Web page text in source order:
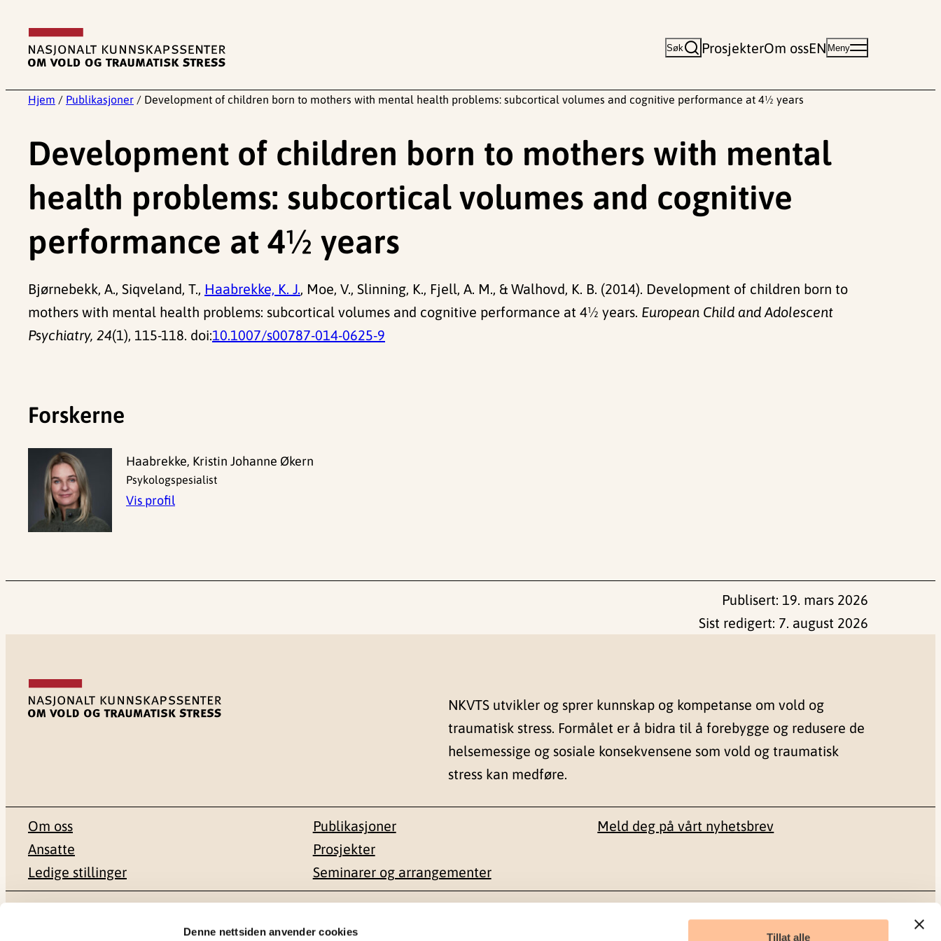
Denne nettsiden anvender cookies Tillat alle
innhold
Søk ProsjekterOm ossEN Meny
Hjem / Publikasjoner / Development of children born to mothers with mental health problems: subcortical volumes and cognitive performance at 4½ years
Development of children born to mothers with mental
health problems: subcortical volumes and cognitive
performance at 4½ years
Bjørnebekk, A., Siqveland, T., Haabrekke, K. J., Moe, V., Slinning, K., Fjell, A. M., & Walhovd, K. B. (2014). Development of children born to
mothers with mental health problems: subcortical volumes and cognitive performance at 4½ years. European Child and Adolescent
Psychiatry, 24(1), 115-118. doi:10.1007/s00787-014-0625-9
Forskerne
Haabrekke, Kristin Johanne Økern
Psykologspesialist
Vis profil
Publisert: 19. mars 2026
Sist redigert: 7. august 2026
NKVTS utvikler og sprer kunnskap og kompetanse om vold og
traumatisk stress. Formålet er å bidra til å forebygge og redusere de
helsemessige og sosiale konsekvensene som vold og traumatisk
stress kan medføre.
Om oss
Ansatte
Ledige stillinger
Publikasjoner
Prosjekter
Seminarer og arrangementer
Meld deg på vårt nyhetsbrev
Besøksadresse Sosiale medier